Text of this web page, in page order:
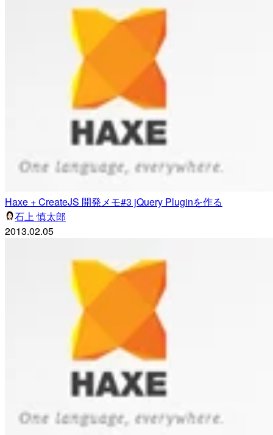
Haxe + CreateJS 開発メモ#3 jQuery Pluginを作る
石上 慎太郎
2013.02.05